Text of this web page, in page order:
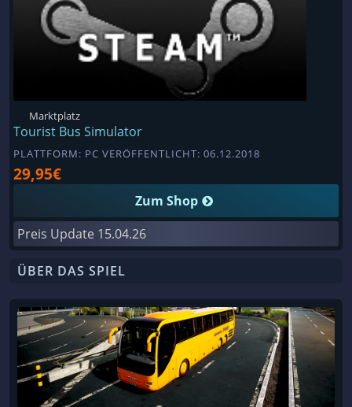
Marktplatz
Tourist Bus Simulator
PLATTFORM: PC VERÖFFENTLICHT: 06.12.2018
29,95€
Zum Shop
Preis Update 15.04.26
ÜBER DAS SPIEL